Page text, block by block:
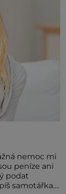
nemoc mi
peníze ani
podat
samotářka.